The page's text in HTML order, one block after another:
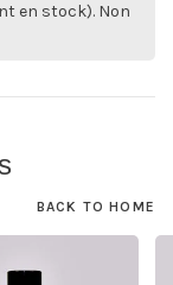
en stock). Non
BACK TO HOME